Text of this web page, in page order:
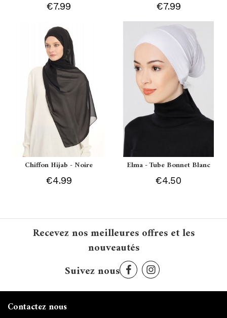
€7.99 €7.99
Chiffon Hijab - Noire
€4.99
Elma - Tube Bonnet Blanc
€4.50
Recevez nos meilleures offres et les
nouveautés
Suivez nous
Contactez nous